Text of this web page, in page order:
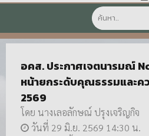
อคส. ประกาศเจตนารมณ์
หน้ายกระดับคุณธรรมและคว
2569
โดย นางเลอลักษณ์ ปรุงเจริญกิจ
วันที่ 29 มิ.ย. 2569 14:30 น.